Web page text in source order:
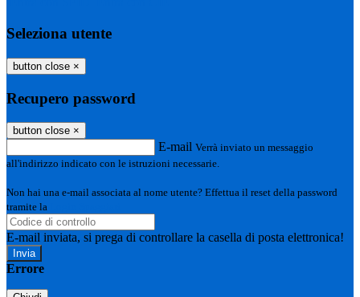
Seleziona utente
button close ×
Recupero password
button close ×
E-mail Verrà inviato un messaggio
all'indirizzo indicato con le istruzioni necessarie.
Non hai una e-mail associata al nome utente? Effettua il reset della password
tramite la
E-mail inviata, si prega di controllare la casella di posta elettronica!
Errore